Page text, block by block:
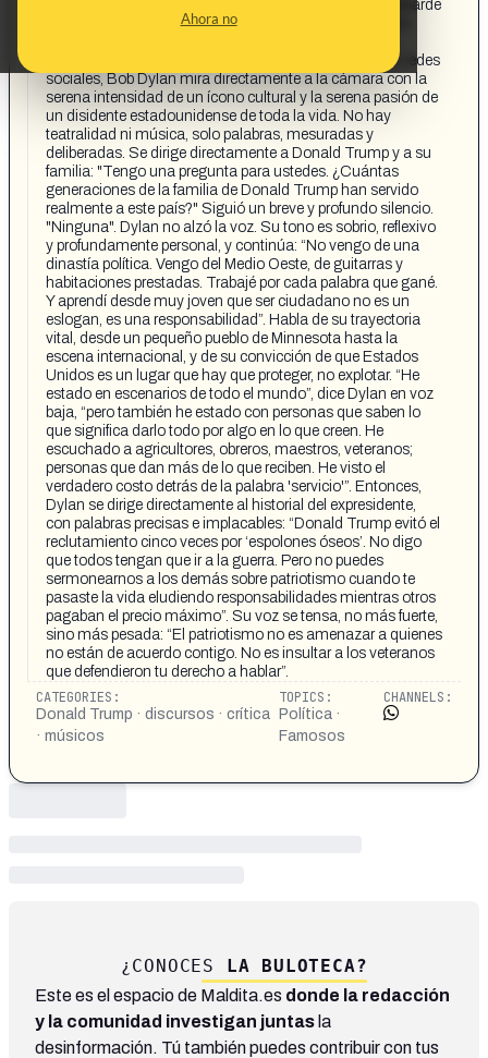
Ahora no
Bob Dylan acusa públicamente a Donald Trump de cobarde
en un contundente video, ofreciendo una aguda lección
verdadero patriotismo. En un breve video publicado en redes
sociales, Bob Dylan mira directamente a la cámara con la
serena intensidad de un ícono cultural y la serena pasión de
un disidente estadounidense de toda la vida. No hay
teatralidad ni música, solo palabras, mesuradas y
deliberadas. Se dirige directamente a Donald Trump y a su
familia: "Tengo una pregunta para ustedes. ¿Cuántas
generaciones de la familia de Donald Trump han servido
realmente a este país?" Siguió un breve y profundo silencio.
"Ninguna". Dylan no alzó la voz. Su tono es sobrio, reflexivo
y profundamente personal, y continúa: “No vengo de una
dinastía política. Vengo del Medio Oeste, de guitarras y
habitaciones prestadas. Trabajé por cada palabra que gané.
Y aprendí desde muy joven que ser ciudadano no es un
eslogan, es una responsabilidad”. Habla de su trayectoria
vital, desde un pequeño pueblo de Minnesota hasta la
escena internacional, y de su convicción de que Estados
Unidos es un lugar que hay que proteger, no explotar. “He
estado en escenarios de todo el mundo”, dice Dylan en voz
baja, “pero también he estado con personas que saben lo
que significa darlo todo por algo en lo que creen. He
escuchado a agricultores, obreros, maestros, veteranos;
personas que dan más de lo que reciben. He visto el
verdadero costo detrás de la palabra 'servicio'”. Entonces,
Dylan se dirige directamente al historial del expresidente,
con palabras precisas e implacables: “Donald Trump evitó el
reclutamiento cinco veces por ‘espolones óseos’. No digo
que todos tengan que ir a la guerra. Pero no puedes
sermonearnos a los demás sobre patriotismo cuando te
pasaste la vida eludiendo responsabilidades mientras otros
pagaban el precio máximo”. Su voz se tensa, no más fuerte,
sino más pesada: “El patriotismo no es amenazar a quienes
no están de acuerdo contigo. No es insultar a los veteranos
que defendieron tu derecho a hablar”.
CATEGORIES:
Donald Trump · discursos · crítica
· músicos
TOPICS:
Política ·
Famosos
CHANNELS:
¿CONOCES LA BULOTECA?
Este es el espacio de Maldita.es donde la redacción
y la comunidad investigan juntas la
desinformación. Tú también puedes contribuir con tus